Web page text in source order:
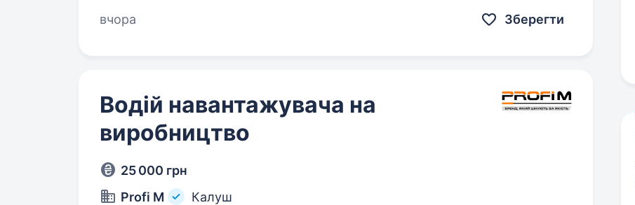
вчора
Зберегти
Водій навантажувача на
виробництво
25 000 грн
Profi M
Калуш